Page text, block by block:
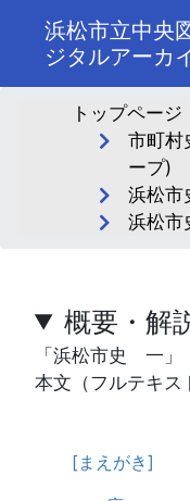
浜松市立中央
ジタルアーカ
トップページ
市町村
ープ)
浜松
浜松
概要・解
「浜松市史 一
本文（フルテキス